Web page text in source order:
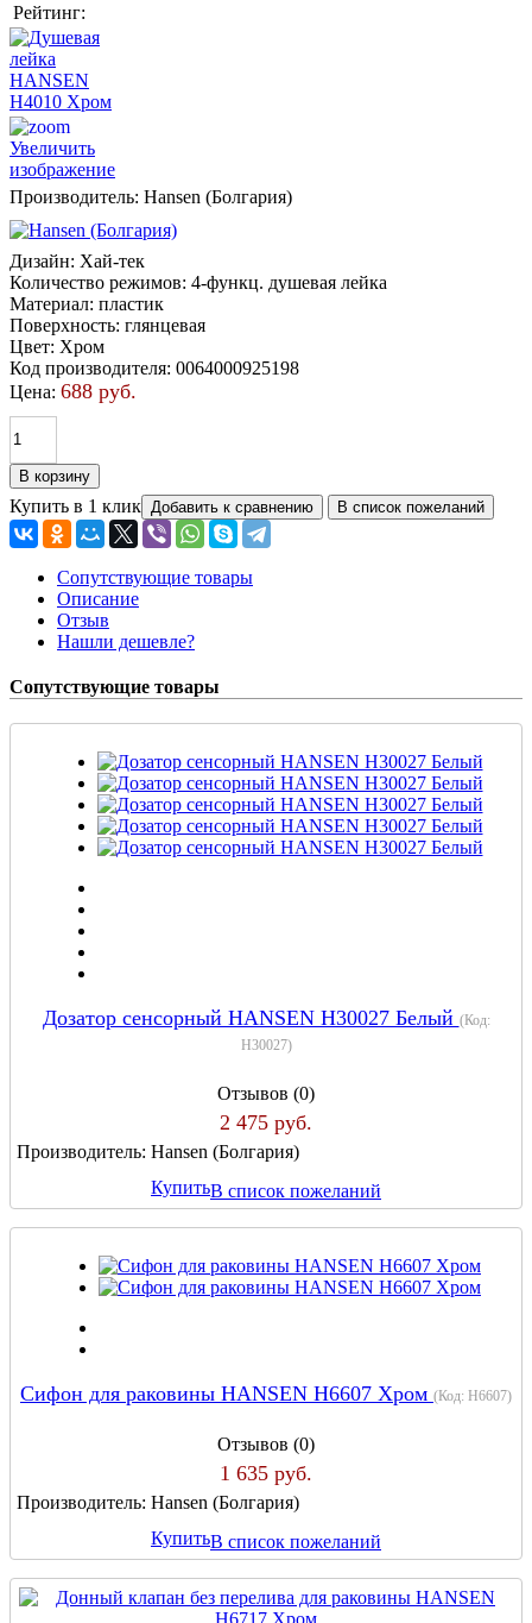
Рейтинг:
Увеличить
изображение
Производитель: Hansen (Болгария)
Дизайн: Хай-тек
Количество режимов: 4-функц. душевая лейка
Материал: пластик
Поверхность: глянцевая
Цвет: Хром
Код производителя: 0064000925198
Цена: 688 руб.
Купить в 1 клик
Сопутствующие товары
Описание
Отзыв
Нашли дешевле?
Сопутствующие товары
Дозатор сенсорный HANSEN H30027 Белый (Код:
H30027)
Отзывов (0)
2 475 руб.
Производитель: Hansen (Болгария)
КупитьВ список пожеланий
Сифон для раковины HANSEN H6607 Хром (Код: H6607)
Отзывов (0)
1 635 руб.
Производитель: Hansen (Болгария)
КупитьВ список пожеланий